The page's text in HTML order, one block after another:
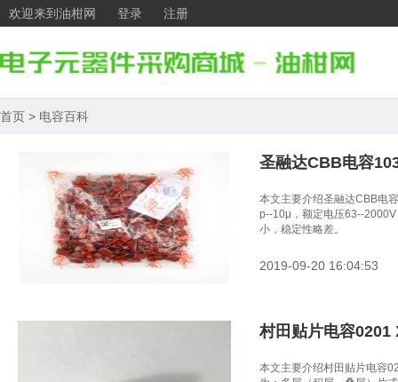
欢迎来到油柑网 登录 注册
首页 > 电容百科
圣融达CBB电容
本文主要介绍圣融达CBB电
p--10μ，额定电压63--
小，稳定性略差。
2019-09-20 16:04:53
村田贴片电容0201
本文主要介绍村田贴片电容